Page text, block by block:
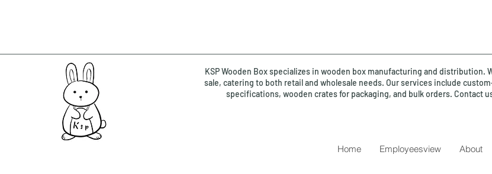
KSP Wooden Box specializes in wooden box manufacturing and distribution.
sale, catering to both retail and wholesale needs. Our services include
specifications, wooden crates for packaging, and bulk orders. Contact
Home Employeesview About